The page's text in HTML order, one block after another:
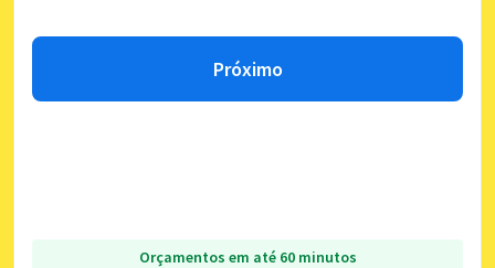
Próximo
Orçamentos em até 60 minutos